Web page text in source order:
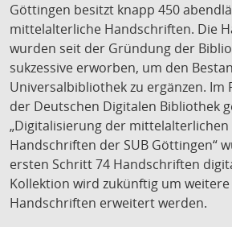
Göttingen besitzt knapp 450
mittelalterliche Handschriften. Die
wurden seit der Gründung der
sukzessive erworben, um den
Universalbibliothek zu ergänzen. Im
der Deutschen Digitalen Bibliothek
„Digitalisierung der
Handschriften der SUB Göttingen“
ersten Schritt 74 Handschriften
Kollektion wird zukünftig um
Handschriften erweitert werden.